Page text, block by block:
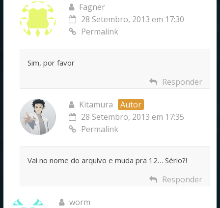
Fagner
28 Setembro, 2013 em 17:30
Permalink
Sim, por favor
Responder
Kitamura
Autor
28 Setembro, 2013 em 17:35
Permalink
Vai no nome do arquivo e muda pra 12… Sério?!
Responder
worm